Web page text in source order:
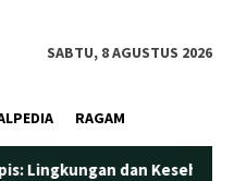
SABTU, 8 AGUSTUS 2026
RAGAM
Kesehatan Jadi Prioritas